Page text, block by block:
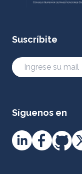
Suscríbite
Síguenos en